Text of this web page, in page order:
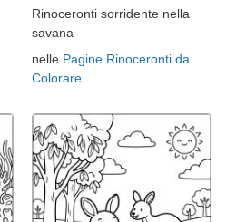
Rinoceronti sorridente nella
savana
nelle Pagine Rinoceronti da
Colorare